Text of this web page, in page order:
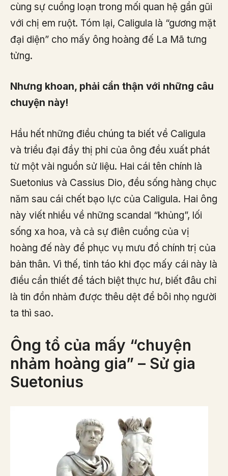
cùng sự cuồng loạn trong mối quan hệ gần gũi
với chị em ruột. Tóm lại, Caligula là “gương mặt
đại diện” cho mấy ông hoàng đế La Mã tưng
tửng.
Nhưng khoan, phải cẩn thận với những câu
chuyện này!
Hầu hết những điều chúng ta biết về Caligula
và triều đại đầy thị phi của ông đều xuất phát
từ một vài nguồn sử liệu. Hai cái tên chính là
Suetonius và Cassius Dio, đều sống hàng chục
năm sau cái chết bạo lực của Caligula. Hai ông
này viết nhiều về những scandal “khủng”, lối
sống xa hoa, và cả sự điên cuồng của vị
hoàng đế này để phục vụ mưu đồ chính trị của
bản thân. Vì thế, tỉnh táo khi đọc mấy cái này là
điều cần thiết để tách biệt thực hư, biết đâu chỉ
là tin đồn nhảm được thêu dệt để bôi nhọ người
ta thì sao.
Ông tổ của mấy “chuyện
nhảm hoàng gia” – Sử gia
Suetonius